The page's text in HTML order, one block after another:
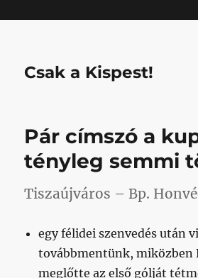
Csak a Kispest!
Pár címszó a
tényleg semmi
Tiszaújváros – Bp.
egy félidei szenvedés után
továbbmentünk, miközben
meglőtte az első gólját